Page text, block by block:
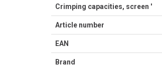
Crimping capacities, screen '
Article number
EAN
Brand